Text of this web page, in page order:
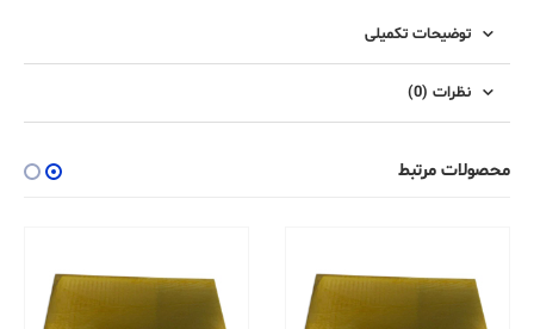
توضیحات تکمیلی
نظرات (0)
محصولات مرتبط